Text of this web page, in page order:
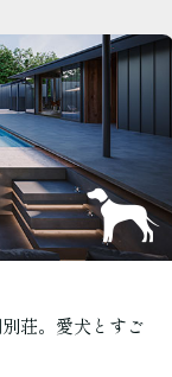
荘。愛犬とすご